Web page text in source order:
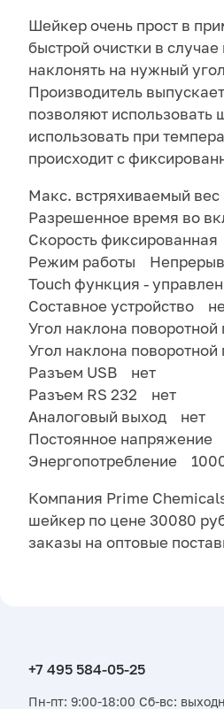
Шейкер очень прост в
быстрой очистки в
наклонять на нужный
Производитель
позволяют
использовать при
происходит с
Макс. встряхиваемый
Разрешенное время во
Скорость
Режим работы
Touch функция -
Составное устройство
Угол наклона
Угол наклона
Разъем USB нет
Разъем RS 232 нет
Аналоговый выход нет
Постоянное напряжение
Энергопотребление
Компания Prime
шейкер по цене 30080
заказы на оптовые
Пн-пт: 9:00-18:00 Сб-вс: